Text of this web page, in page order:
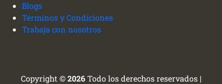
Blogs
Términos y Condiciones
Trabaja con nosotros
Copyright ©2026Todo los derechos reservados |